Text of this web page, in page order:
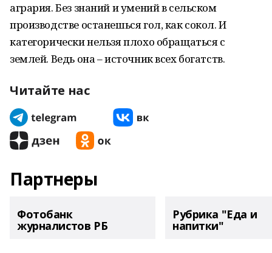
агрария. Без знаний и умений в сельском
производстве останешься гол, как сокол. И
категорически нельзя плохо обращаться с
землей. Ведь она – источник всех богатств.
Читайте нас
Партнеры
Фотобанк
журналистов РБ
Рубрика "Еда и
напитки"